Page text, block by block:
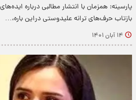
پارسینه: همزمان با انتشار مطالبی درباره
بازتاب حرف‌های ترانه علیدوستی دراین باره،…
۱۴ آبان ۱۴۰۱